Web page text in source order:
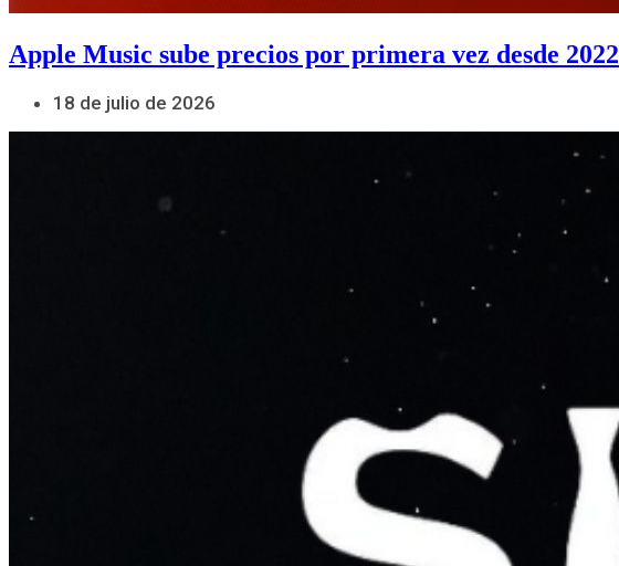
Apple Music sube precios por primera vez desde 2022
18 de julio de 2026